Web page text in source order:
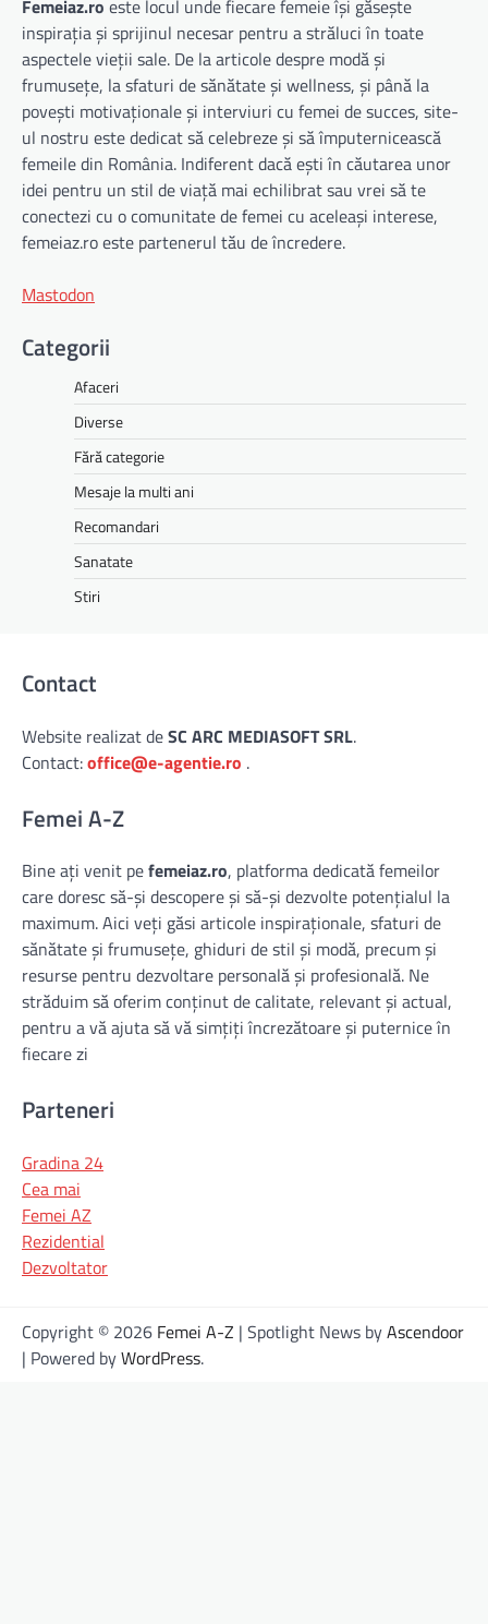
Femeiaz.ro este locul unde fiecare femeie își găsește
inspirația și sprijinul necesar pentru a străluci în toate
aspectele vieții sale. De la articole despre modă și
frumusețe, la sfaturi de sănătate și wellness, și până la
povești motivaționale și interviuri cu femei de succes, site-
ul nostru este dedicat să celebreze și să împuternicească
femeile din România. Indiferent dacă ești în căutarea unor
idei pentru un stil de viață mai echilibrat sau vrei să te
conectezi cu o comunitate de femei cu aceleași interese,
femeiaz.ro este partenerul tău de încredere.
Mastodon
Categorii
Afaceri
Diverse
Fără categorie
Mesaje la multi ani
Recomandari
Sanatate
Stiri
Contact
Website realizat deSC ARC MEDIASOFT SRL.
Contact:office@e-agentie.ro .
Femei A-Z
Bine ați venit pefemeiaz.ro, platforma dedicată femeilor
care doresc să-și descopere și să-și dezvolte potențialul la
maximum. Aici veți găsi articole inspiraționale, sfaturi de
sănătate și frumusețe, ghiduri de stil și modă, precum și
resurse pentru dezvoltare personală și profesională. Ne
străduim să oferim conținut de calitate, relevant și actual,
pentru a vă ajuta să vă simțiți încrezătoare și puternice în
fiecare zi
Parteneri
Gradina 24
Cea mai
Femei AZ
Rezidential
Dezvoltator
Copyright © 2026 Femei A-Z | Spotlight News byAscendoor
| Powered byWordPress.